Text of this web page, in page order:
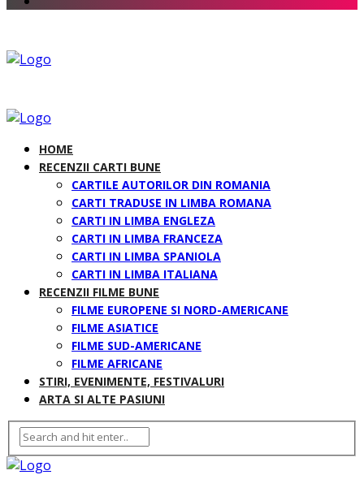
HOME
RECENZII CARTI BUNE
CARTILE AUTORILOR DIN ROMANIA
CARTI TRADUSE IN LIMBA ROMANA
CARTI IN LIMBA ENGLEZA
CARTI IN LIMBA FRANCEZA
CARTI IN LIMBA SPANIOLA
CARTI IN LIMBA ITALIANA
RECENZII FILME BUNE
FILME EUROPENE SI NORD-AMERICANE
FILME ASIATICE
FILME SUD-AMERICANE
FILME AFRICANE
STIRI, EVENIMENTE, FESTIVALURI
ARTA SI ALTE PASIUNI